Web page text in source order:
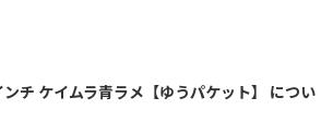
チ ケイムラ青ラメ【ゆうパケット】 につい